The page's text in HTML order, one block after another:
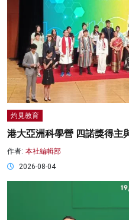
灼見教育
港大亞洲科學營 四諾獎得主
作者: 本社編輯部
2026-08-04